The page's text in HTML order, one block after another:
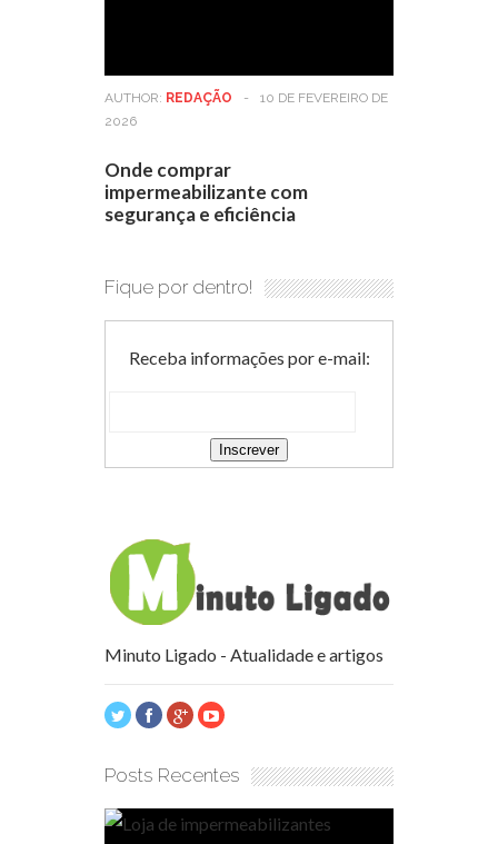
AUTHOR: REDAÇÃO -
10 DE FEVEREIRO DE
2026
Onde comprar
impermeabilizante com
segurança e eficiência
Fique por dentro!
Receba informações por e-mail:
Minuto Ligado - Atualidade e artigos
Posts Recentes